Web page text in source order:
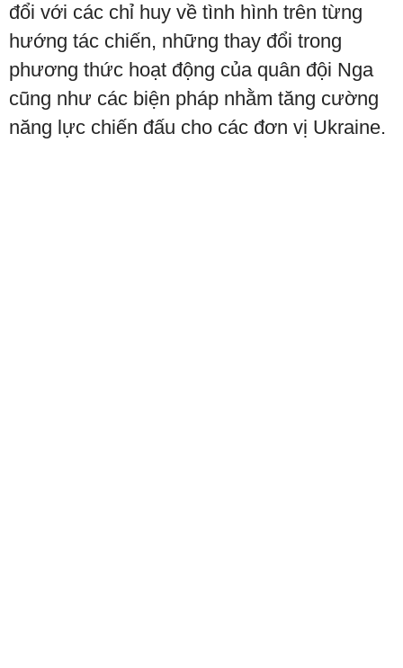
đổi với các chỉ huy về tình hình trên từng
hướng tác chiến, những thay đổi trong
phương thức hoạt động của quân đội Nga
cũng như các biện pháp nhằm tăng cường
năng lực chiến đấu cho các đơn vị Ukraine.